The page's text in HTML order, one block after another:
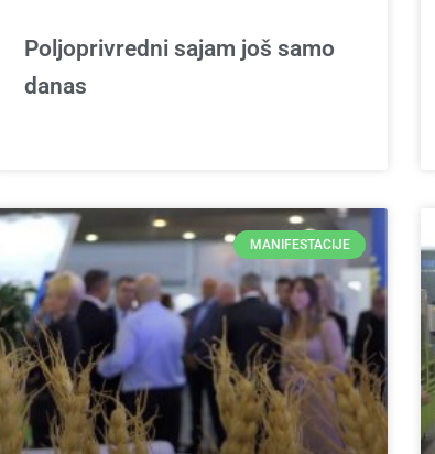
Poljoprivredni sajam još samo
danas
MANIFESTACIJE